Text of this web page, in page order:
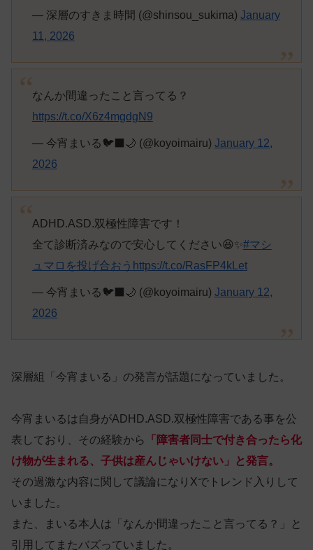
— 深層のすきま時間 (@shinsou_sukima) January
11, 2026
なんか間違ったこと言ってる？
https://t.co/X6z4mgdgN9
— 今宵まいる🐦‍⬛🌙 (@koyoimairu) January 12,
2026
ADHD.ASD.双極性障害です！
全て診断済みなので安心してください😆✨#マシ
ュマロを投げ合おう https://t.co/RasFP4kLet
— 今宵まいる🐦‍⬛🌙 (@koyoimairu) January 12,
2026
深層組「今宵まいる」の発言が話題になっていました。
今宵まいるは自身がADHD.ASD.双極性障害である事を公
表しており、その経験から
「障害者同士で付き合ったら化
け物が生まれる、子供は産んじゃいけない」と発言。
その過激な内容に関して議論になりXでトレンド入りして
いました。
また、まいる本人は「なんか間違ったこと言ってる？」と
引用してまたバズっていました。